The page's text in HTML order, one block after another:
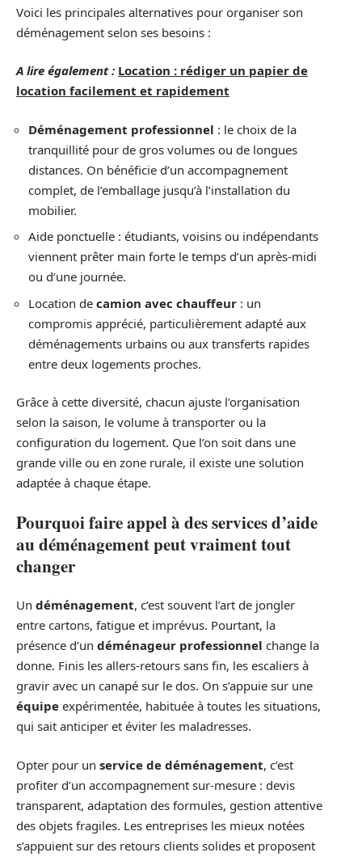
Voici les principales alternatives pour organiser son
déménagement selon ses besoins :
A lire également : Location : rédiger un papier de
location facilement et rapidement
Déménagement professionnel : le choix de la
tranquillité pour de gros volumes ou de longues
distances. On bénéficie d’un accompagnement
complet, de l’emballage jusqu’à l’installation du
mobilier.
Aide ponctuelle : étudiants, voisins ou indépendants
viennent prêter main forte le temps d’un après-midi
ou d’une journée.
Location de camion avec chauffeur : un
compromis apprécié, particulièrement adapté aux
déménagements urbains ou aux transferts rapides
entre deux logements proches.
Grâce à cette diversité, chacun ajuste l’organisation
selon la saison, le volume à transporter ou la
configuration du logement. Que l’on soit dans une
grande ville ou en zone rurale, il existe une solution
adaptée à chaque étape.
Pourquoi faire appel à des services d’aide
au déménagement peut vraiment tout
changer
Un déménagement, c’est souvent l’art de jongler
entre cartons, fatigue et imprévus. Pourtant, la
présence d’un déménageur professionnel change la
donne. Finis les allers-retours sans fin, les escaliers à
gravir avec un canapé sur le dos. On s’appuie sur une
équipe expérimentée, habituée à toutes les situations,
qui sait anticiper et éviter les maladresses.
Opter pour un service de déménagement, c’est
profiter d’un accompagnement sur-mesure : devis
transparent, adaptation des formules, gestion attentive
des objets fragiles. Les entreprises les mieux notées
s’appuient sur des retours clients solides et proposent